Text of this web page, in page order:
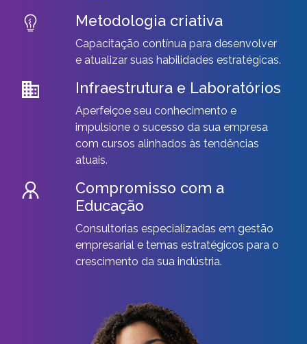
Metodologia criativa
Capacitação contínua para desenvolver
e atualizar suas habilidades estratégicas.
Infraestrutura e Laboratórios
Aperfeiçoe seu conhecimento e
impulsione o sucesso da sua empresa
com cursos alinhados às tendências
atuais.
Compromisso com a
Educação
Consultorias especializadas em gestão
empresarial e temas estratégicos para o
crescimento da sua indústria.